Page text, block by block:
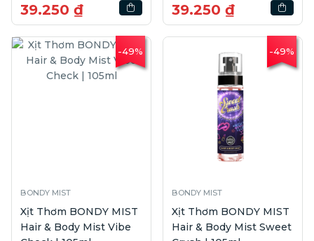
39.250 ₫ 39.250 ₫
-49%
BONDY MIST
Xịt Thơm BONDY MIST
Hair & Body Mist Vibe
-49%
BONDY MIST
Xịt Thơm BONDY MIST
Hair & Body Mist Sweet